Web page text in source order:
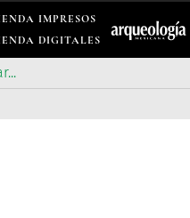
IMPRESOS
DIGITALES